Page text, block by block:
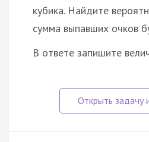
кубика. Найдите
сумма выпавших очков
В ответе запишите